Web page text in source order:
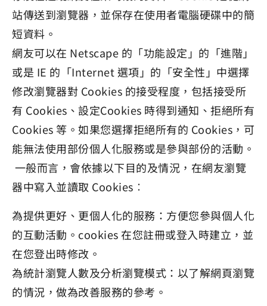
站傳送到瀏覽器，並保存在使用者電腦硬碟中的簡
短資料。
網友可以在 Netscape 的「功能設定」的「進階」
或是 IE 的「Internet 選項」的「安全性」中選擇
修改瀏覽器對 Cookies 的接受程度，包括接受所
有 Cookies、設定Cookies 時得到通知、拒絕所有
Cookies 等。如果您選擇拒絕所有的 Cookies，可
能無法使用部份個人化服務或是參與部份的活動。
一般而言，會依據以下目的及情況，在網友瀏覽
器中寫入並讀取 Cookies︰
為提供更好、更個人化的服務：方便您參與個人化
的互動活動。cookies 在您註冊或登入時建立，並
在您登出時修改。
為統計瀏覽人數及分析瀏覽模式：以了解網頁瀏覽
的情況，做為改善服務的參考。